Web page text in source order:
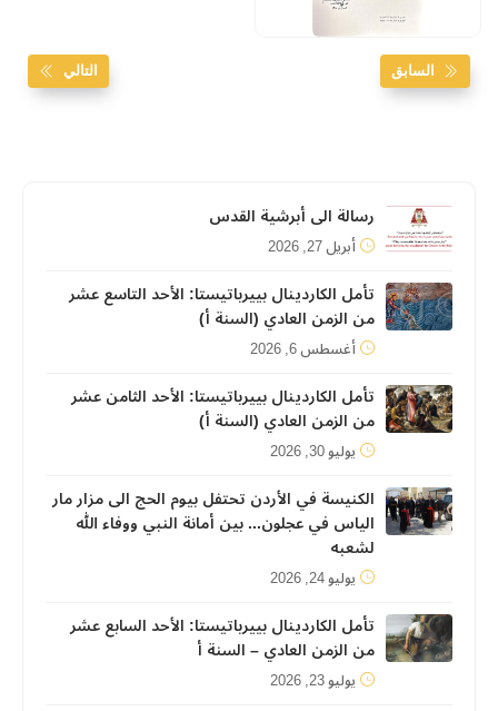
السابق التالي
رسالة الى أبرشية القدس
أبريل 27, 2026
تأمل الكاردينال بييرباتيستا: الأحد التاسع عشر
من الزمن العادي (السنة أ)
أغسطس 6, 2026
تأمل الكاردينال بييرباتيستا: الأحد الثامن عشر
من الزمن العادي (السنة أ)
يوليو 30, 2026
الكنيسة في الأردن تحتفل بيوم الحج الى مزار مار
الياس في عجلون... بين أمانة النبي ووفاء الله
لشعبه
يوليو 24, 2026
تأمل الكاردينال بييرباتيستا: الأحد السابع عشر
من الزمن العادي – السنة أ
يوليو 23, 2026